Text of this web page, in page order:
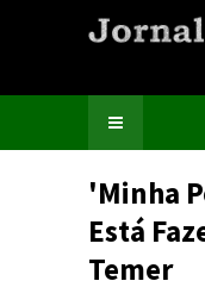
'Minha
Está
Temer